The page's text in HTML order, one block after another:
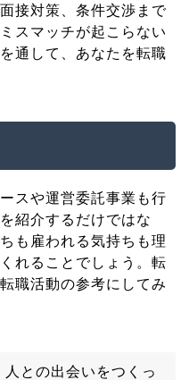
接対策、条件交渉まで
スマッチが起こらない
通して、あなたを転職
スや運営委託事業も行
紹介するだけではな
も雇われる気持ちも理
れることでしょう。転
職活動の参考にしてみ
との出会いをつくっ